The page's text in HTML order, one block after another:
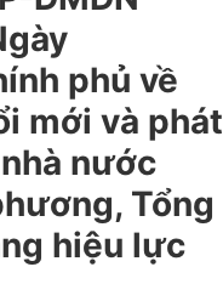
phủ về
mới và phát
nước
Tổng
hiệu lực